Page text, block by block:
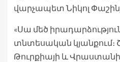
վարչապետ Նիկոլ
«Սա մեծ
տնտեսական կյանքում։
Թուրքիայի և Վրաստանի